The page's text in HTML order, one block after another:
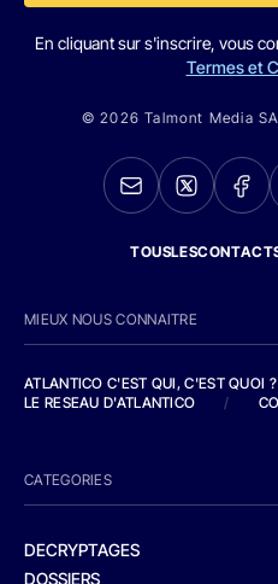
En cliquant sur s'inscrire, vous
Termes et
© 2026 Talmont Media
MIEUX NOUS CONNAITRE
ATLANTICO C'EST QUI, C'EST QUOI ?
LE RESEAU D'ATLANTICO
/
CATEGORIES
DECRYPTAGES
DOSSIERS